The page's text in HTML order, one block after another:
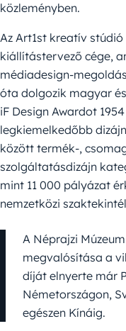
közleményben.
Az Art1st kreatív
kiállítástervező cége,
médiadesign-
óta dolgozik magyar
iF Design Awardot
legkiemelkedőbb
között termék-,
szolgáltatásdizájn
mint 11 000 pályázat
nemzetközi
A Néprajzi
megvalósítása a
díját elnyerte már
Németországon,
egészen Kínáig.